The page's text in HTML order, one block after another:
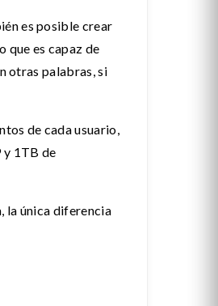
es posible crear
que es capaz de
otras palabras, si
de cada usuario,
y 1TB de
la única diferencia